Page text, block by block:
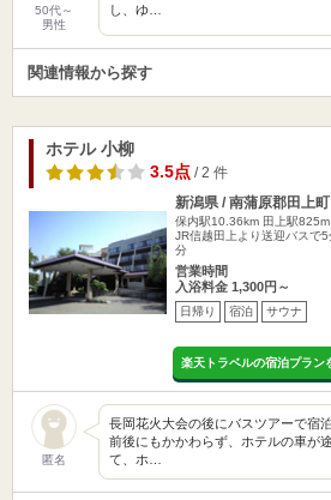
50代～
男性
し、ゆ…
関連情報から探す
ホテル 小柳
3.5点/ 2 件
新潟県 / 南蒲原郡田上
保内駅10.36km 田上駅825m
JR信越田上より送迎バスで
分
営業時間
入浴料金 1,300円～
日帰り 宿泊 サウナ
楽天トラベルの宿泊プラン
匿名
長岡花火大会の後にバスツアーで
前後にもかかわらず、ホテルの車が
て、ホ…